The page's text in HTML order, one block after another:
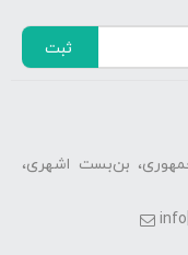
ثبت
بن‌بست اشهری،